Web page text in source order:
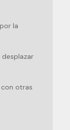
la
otras